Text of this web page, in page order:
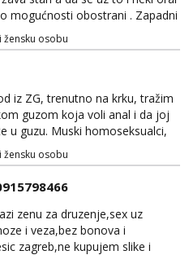
mogućnosti obostrani . Zapadni
se prvo porukom na
žensku osobu
iz ZG, trenutno na krku, tražim
guzom koja voli anal i da joj
u guzu. Muski homoseksualci,
odjebite, ne zanimate me. Bilo
opcenito (gotovina) ili
paysafecard, bonovi) ne
Javit se prvo porukom na
žensku osobu
zenu za druzenje,sex uz
i veza,bez bonova i
zagreb,ne kupujem slike i